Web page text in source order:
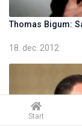
Start
Thomas Bigum:
18. dec. 2012